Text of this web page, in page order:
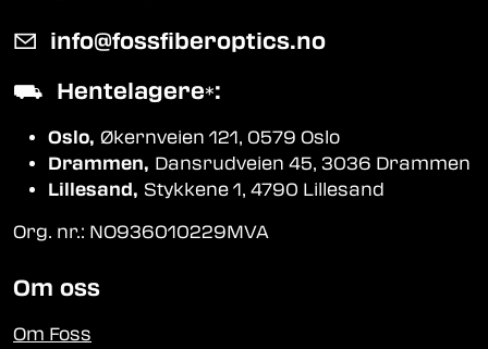
✉ info@fossfiberoptics.no
⛟ Hentelagere*:
Oslo, Økernveien 121, 0579 Oslo
Drammen, Dansrudveien 45, 3036 Drammen
Lillesand, Stykkene 1, 4790 Lillesand
Org. nr.: NO936010229MVA
Om oss
Om Foss